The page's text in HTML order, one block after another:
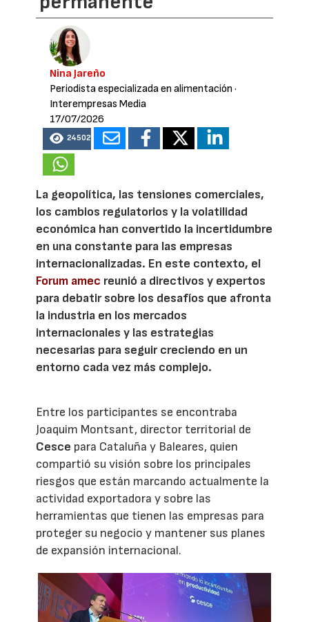
Nina Jareño
Periodista especializada en alimentación ·
Interempresas Media
17/07/2026
24502
La geopolítica, las tensiones comerciales,
los cambios regulatorios y la volatilidad
económica han convertido la incertidumbre
en una constante para las empresas
internacionalizadas. En este contexto, el
Forum amec reunió a directivos y expertos
para debatir sobre los desafíos que afronta
la industria en los mercados
internacionales y las estrategias
necesarias para seguir creciendo en un
entorno cada vez más complejo.
Entre los participantes se encontraba
Joaquim Montsant, director territorial de
Cesce para Cataluña y Baleares, quien
compartió su visión sobre los principales
riesgos que están marcando actualmente la
actividad exportadora y sobre las
herramientas que tienen las empresas para
proteger su negocio y mantener sus planes
de expansión internacional.